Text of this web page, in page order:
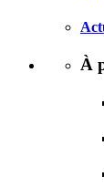
À